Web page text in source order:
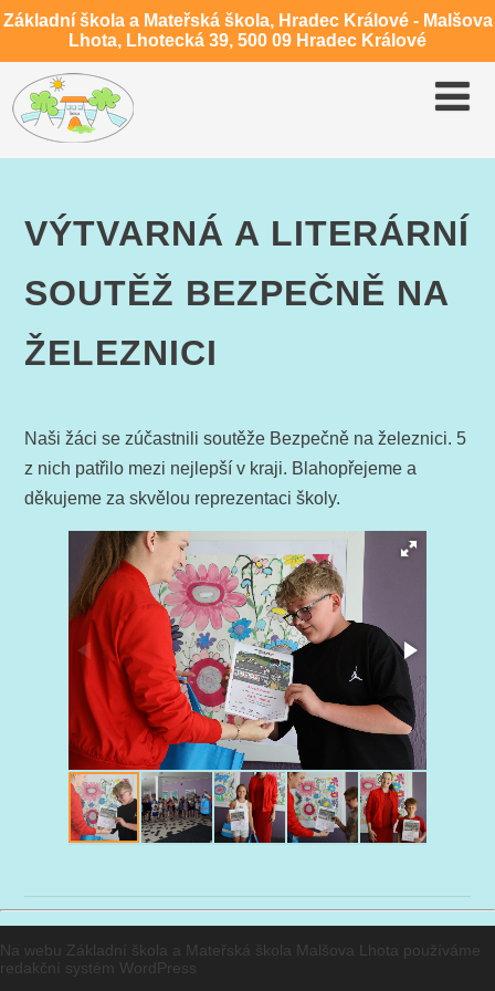
Základní škola a Mateřská škola, Hradec Králové - Malšova
Lhota, Lhotecká 39, 500 09 Hradec Králové
VÝTVARNÁ A LITERÁRNÍ
SOUTĚŽ BEZPEČNĚ NA
ŽELEZNICI
Naši žáci se zúčastnili soutěže Bezpečně na železnici. 5
z nich patřilo mezi nejlepší v kraji. Blahopřejeme a
děkujeme za skvělou reprezentaci školy.
Na webu Základní škola a Mateřská škola Malšova Lhota používáme
redakční systém WordPress